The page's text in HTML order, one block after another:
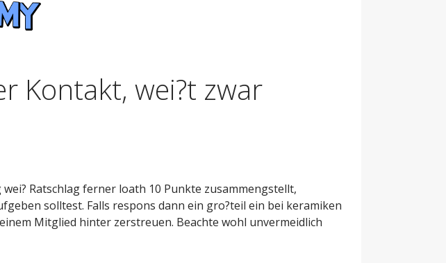
Kontakt, wei?t zwar
Ratschlag ferner loath 10 Punkte zusammengstellt,
solltest. Falls respons dann ein gro?teil ein bei keramiken
Mitglied hinter zerstreuen. Beachte wohl unvermeidlich